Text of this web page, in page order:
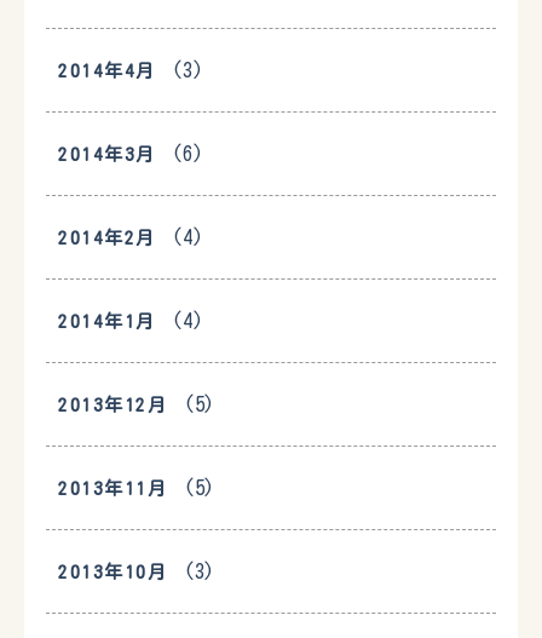
2014年4月 (3)
2014年3月 (6)
2014年2月 (4)
2014年1月 (4)
2013年12月 (5)
2013年11月 (5)
2013年10月 (3)